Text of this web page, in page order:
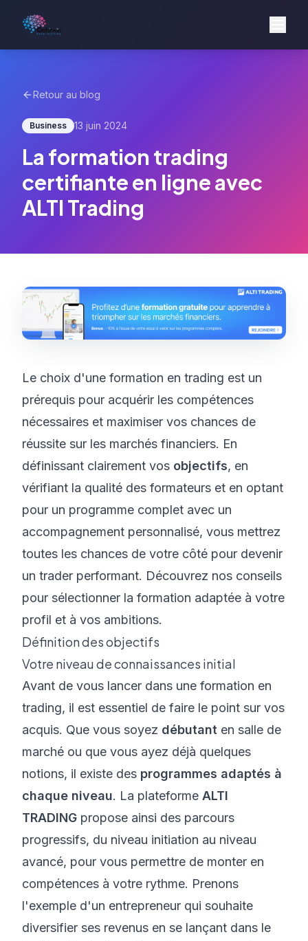
Retour au blog
Business 13 juin 2024
La formation trading
certifiante en ligne avec
ALTI Trading
Le choix d'une formation en trading est un
prérequis pour acquérir les compétences
nécessaires et maximiser vos chances de
réussite sur les marchés financiers. En
définissant clairement vos objectifs, en
vérifiant la qualité des formateurs et en optant
pour un programme complet avec un
accompagnement personnalisé, vous mettrez
toutes les chances de votre côté pour devenir
un trader performant. Découvrez nos conseils
pour sélectionner la formation adaptée à votre
profil et à vos ambitions.
Définition des objectifs
Votre niveau de connaissances initial
Avant de vous lancer dans une formation en
trading, il est essentiel de faire le point sur vos
acquis. Que vous soyez débutant en salle de
marché ou que vous ayez déjà quelques
notions, il existe des programmes adaptés à
chaque niveau. La plateforme ALTI
TRADING propose ainsi des parcours
progressifs, du niveau initiation au niveau
avancé, pour vous permettre de monter en
compétences à votre rythme. Prenons
l'exemple d'un entrepreneur qui souhaite
diversifier ses revenus en se lançant dans le